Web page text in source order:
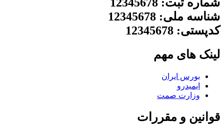
شماره ثبت: 12345678
شناسه ملی: 12345678
کدپستی: 12345678
لینک های مهم
بورس ایران
ایمیدرو
وزارت صمت
قوانین و مقررات